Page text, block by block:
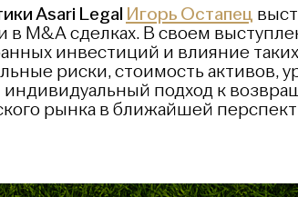
Asari Legal Игорь Остапец
M&A сделках. В своем
инвестиций и влияние
риски, стоимость активов,
подход к
рынка в ближайшей